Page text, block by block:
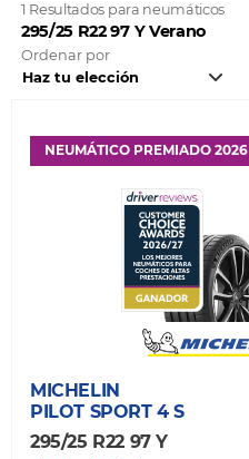
1 Resultados para neumáticos
295/25 R22 97 Y Verano
Ordenar por
NEUMÁTICO PREMIADO 2026
MICHELIN
PILOT SPORT 4 S
295/25 R22 97 Y